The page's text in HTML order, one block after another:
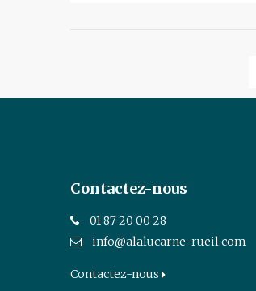
Contactez-nous
01 87 20 00 28
info@alalucarne-rueil.com
Contactez-nous